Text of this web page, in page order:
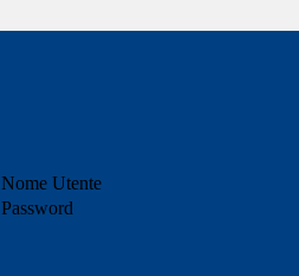
Nome Utente
Password